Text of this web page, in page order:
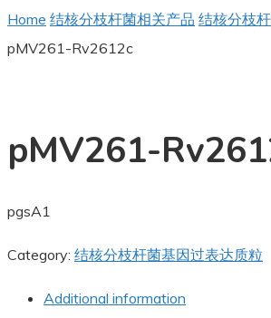
Home 结核分枝杆菌相关产品 结核分枝
pMV261-Rv2612c
pMV261-
pgsA1
Category: 结核分枝杆菌基因过表达质粒
Additional information